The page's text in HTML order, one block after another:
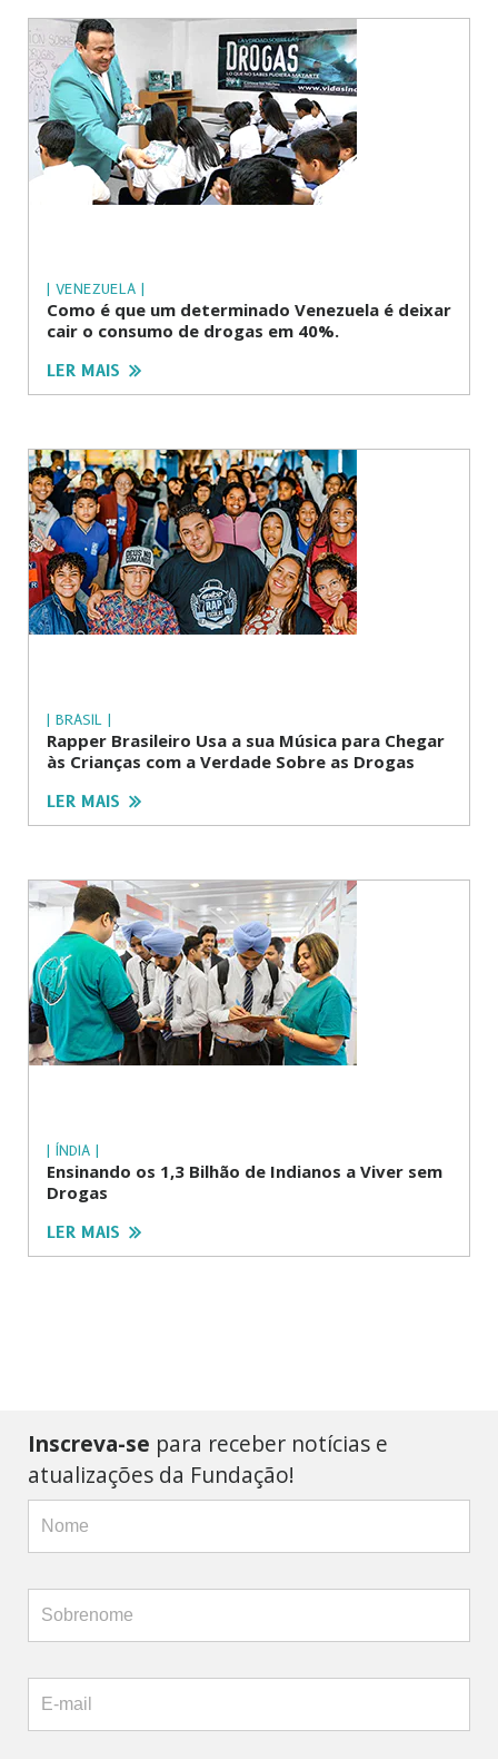
| VENEZUELA |
Como é que um determinado Venezuela é deixar
cair o consumo de drogas em 40%.
LER MAIS
| BRASIL |
Rapper Brasileiro Usa a sua Música para Chegar
às Crianças com a Verdade Sobre as Drogas
LER MAIS
| ÍNDIA |
Ensinando os 1,3 Bilhão de Indianos a Viver sem
Drogas
LER MAIS
Inscreva-se para receber notícias e
atualizações da Fundação!